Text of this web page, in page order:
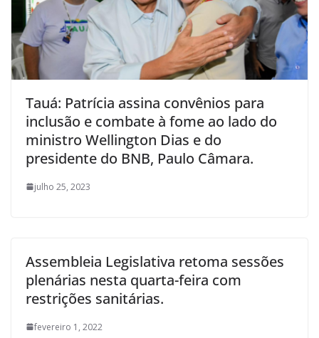
Tauá: Patrícia assina convênios para
inclusão e combate à fome ao lado do
ministro Wellington Dias e do
presidente do BNB, Paulo Câmara.
julho 25, 2023
Assembleia Legislativa retoma sessões
plenárias nesta quarta-feira com
restrições sanitárias.
fevereiro 1, 2022